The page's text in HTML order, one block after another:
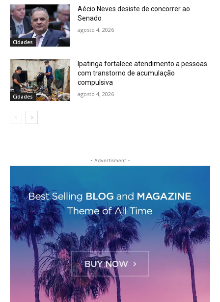
Cidades
Aécio Neves desiste de concorrer ao
Senado
agosto 4, 2026
Cidades
Ipatinga fortalece atendimento a pessoas
com transtorno de acumulação
compulsiva
agosto 4, 2026
- Advertisment -